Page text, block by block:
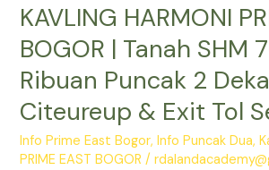
KAVLING HARMONI
BOGOR | Tanah SHM
Ribuan Puncak 2
Citeureup & Exit Tol
Info Prime East Bogor,Info Puncak Dua,
PRIME EAST BOGOR /
Citeureup
Exit
Tol